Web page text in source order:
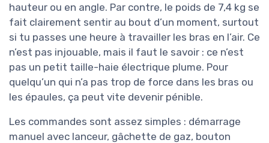
hauteur ou en angle. Par contre, le poids de 7,4 kg se
fait clairement sentir au bout d’un moment, surtout
si tu passes une heure à travailler les bras en l’air. Ce
n’est pas injouable, mais il faut le savoir : ce n’est
pas un petit taille-haie électrique plume. Pour
quelqu’un qui n’a pas trop de force dans les bras ou
les épaules, ça peut vite devenir pénible.
Les commandes sont assez simples : démarrage
manuel avec lanceur, gâchette de gaz, bouton